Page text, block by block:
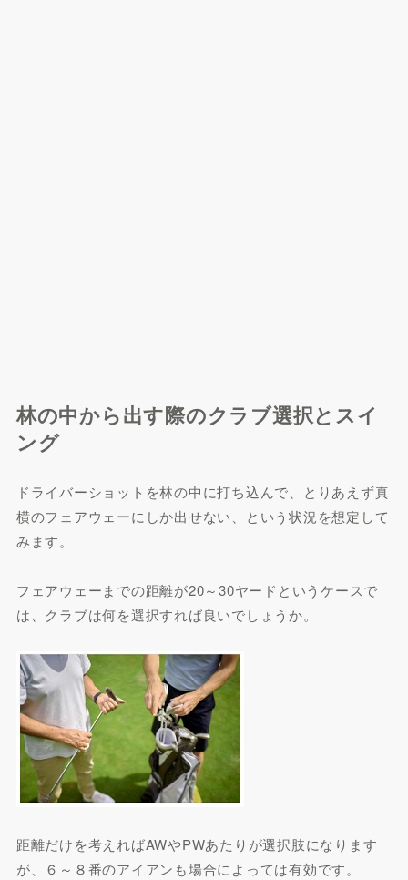
林の中から出す際のクラブ選択とスイ
ング
ドライバーショットを林の中に打ち込んで、とりあえず真
横のフェアウェーにしか出せない、という状況を想定して
みます。
フェアウェーまでの距離が20～30ヤードというケースで
は、クラブは何を選択すれば良いでしょうか。
距離だけを考えればAWやPWあたりが選択肢になります
が、６～８番のアイアンも場合によっては有効です。